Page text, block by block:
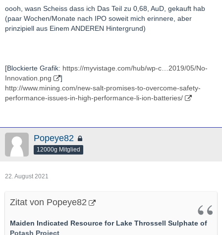
Alle(s) Känguruh Schuppen.
Sind Teil Meiner "Energy Transition" Abteilung, Alle 3.
oooh, wasn Scheiss dass ich Das Teil zu 0,68, AuD, gekauft hab
(paar Wochen/Monate nach IPO soweit mich erinnere, aber
prinzipiell aus Einem ANDEREN Hintergrund)
[Blockierte Grafik: https://myvistage.com/hub/wp-c…2019/05/No-
Innovation.png
]
http://www.mining.com/new-salt-promises-to-overcome-safety-
performance-issues-in-high-performance-li-ion-batteries/
Popeye82
12000g Mitglied
22. August 2021
Zitat von Popeye82
Maiden Indicated Resource for Lake Throssell Sulphate of
Potash Project